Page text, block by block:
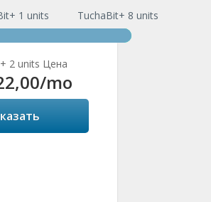
1 units TuchaBit+ 8 units
2 units Цена
/mo